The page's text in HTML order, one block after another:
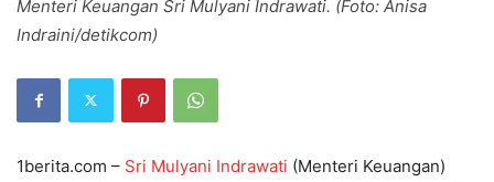
Menteri Keuangan Sri Mulyani Indrawati. (Foto: Anisa
Indraini/detikcom)
1berita.com – Sri Mulyani Indrawati (Menteri Keuangan)